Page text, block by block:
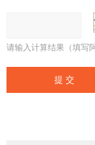
请输入计算结果（填写